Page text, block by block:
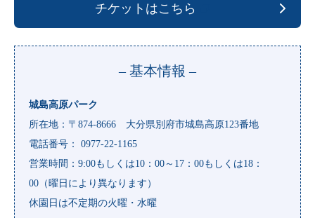
チケットはこちら
– 基本情報 –
城島高原パーク
所在地：〒874-8666 大分県別府市城島高原123番地
電話番号： 0977-22-1165
営業時間：9:00もしくは10：00～17：00もしくは18：
00（曜日により異なります）
休園日は不定期の火曜・水曜